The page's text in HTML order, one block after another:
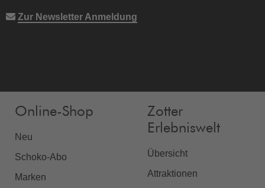
Zur Newsletter Anmeldung
Online-Shop
Neu
Schoko-Abo
Marken
Zotter
Erlebniswelt
Übersicht
Attraktionen